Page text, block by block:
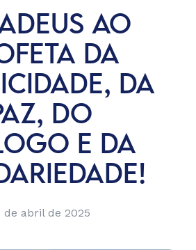
AO
DA
DA
DO
E DA
de abril de 2025